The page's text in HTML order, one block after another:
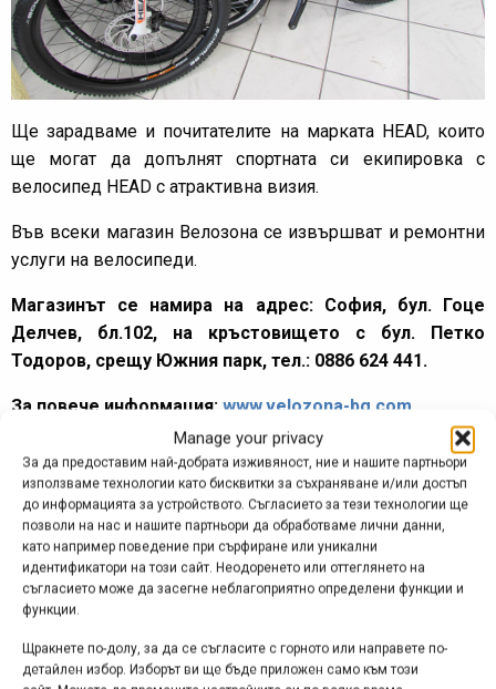
Manage your privacy
За да предоставим най-добрата изживяност, ние и нашите партньори
използваме технологии като бисквитки за съхраняване и/или достъп
до информацията за устройството. Съгласието за тези технологии ще
позволи на нас и нашите партньори да обработваме лични данни,
като например поведение при сърфиране или уникални
идентификатори на този сайт. Неодоренето или оттеглянето на
съгласието може да засегне неблагоприятно определени функции и
функции.
Щракнете по-долу, за да се съгласите с горното или направете по-
детайлен избор. Изборът ви ще бъде приложен само към този
Ще зарадваме и почитателите на марката HEAD, които
ще могат да допълнят спортната си екипировка с
велосипед HEAD с атрактивна визия.
Във всеки магазин Велозона се извършват и ремонтни
услуги на велосипеди.
Магазинът се намира на адрес: София, бул. Гоце
Делчев, бл.102, на кръстовището с бул. Петко
Тодоров, срещу Южния парк, тел.: 0886 624 441.
За повече информация: www.velozona-bg.com